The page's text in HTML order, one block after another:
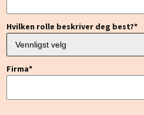
Hvilken rolle beskriver deg best?*
Firma*